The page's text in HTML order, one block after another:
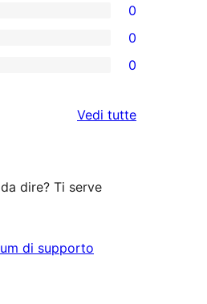
0
0
0
Vedi tuttele
dire? Ti serve
di supporto